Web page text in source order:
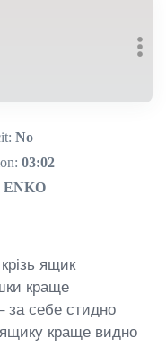
No
03:02
ENKO
ящик
краще
себе стидно
краще видно